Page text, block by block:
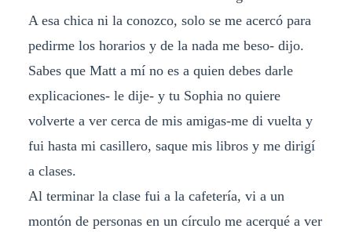
A esa chica ni la conozco, solo se me acercó para
pedirme los horarios y de la nada me beso- dijo.
Sabes que Matt a mí no es a quien debes darle
explicaciones- le dije- y tu Sophia no quiere
volverte a ver cerca de mis amigas-me di vuelta y
fui hasta mi casillero, saque mis libros y me dirigí
a clases.
Al terminar la clase fui a la cafetería, vi a un
montón de personas en un círculo me acerqué a ver